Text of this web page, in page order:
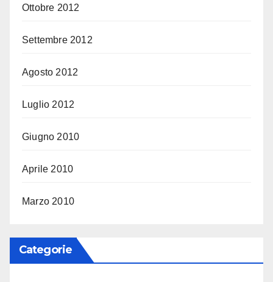
Ottobre 2012
Settembre 2012
Agosto 2012
Luglio 2012
Giugno 2010
Aprile 2010
Marzo 2010
Categorie